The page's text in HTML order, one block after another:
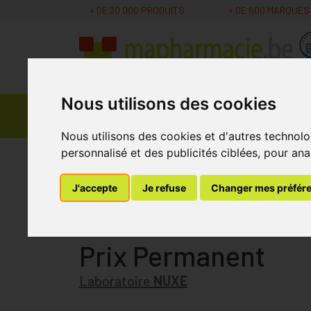
Nous utilisons des cookies
Nous utilisons des cookies et d'autres
personnalisé et des publicités ciblées, pour
J'accepte Je refuse Changer mes
+ DE 30 000 PRODUITS + DE 600 MARQUES
Parapharmacie -
MaPharmacie.be Parapharmacie -
Nuxe Rêve De Miel Gel Nettoyant
Prix Permanent
Laboratoire NUXE